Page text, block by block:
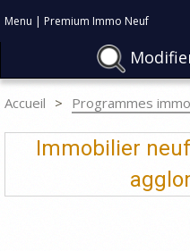
Menu | Premium Immo Neuf
Accueil Programmes
Immobilier